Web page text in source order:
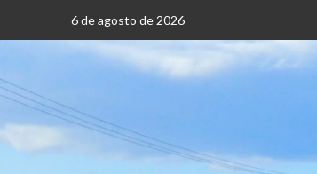
6 de agosto de 2026